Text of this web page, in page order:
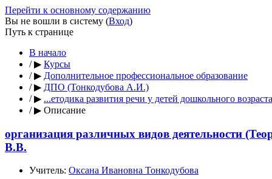
Перейти к основному содержанию
Вы не вошли в систему (Вход)
Путь к странице
В начало
/ ▶ Курсы
/ ▶ Дополнительное профессиональное образование
/ ▶ ДПО (Тонкодубова А.И.)
/ ▶ ...етодика развития речи у детей дошкольного возраста
/ ▶ Описание
организация различных видов деятельности
В.В.
Учитель: Оксана Ивановна Тонкодубова